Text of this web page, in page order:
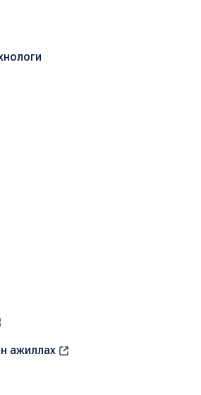
ажиллах